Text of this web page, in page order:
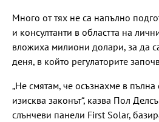
Много от тях не са напълно
и консултанти в областта на
вложиха милиони долари, за да
деня, в който регулаторите
„Не смятам, че осъзнахме в
изисква законът“, казва Пол
слънчеви панели First Solar,